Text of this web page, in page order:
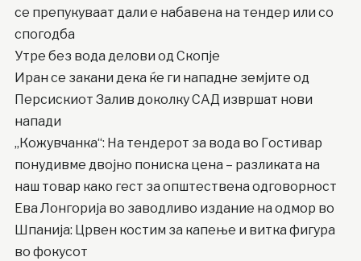
се препукуваат дали е набавена на тендер или со
спогодба
Утре без вода делови од Скопје
Иран се закани дека ќе ги нападне земјите од
Персискиот Залив доколку САД извршат нови
напади
„Кожувчанка“: На тендерот за вода во Гостивар
понудивме двојно пониска цена – разликата на
наш товар како гест за општествена одговорност
Ева Лонгорија во заводливо издание на одмор во
Шпанија: Црвен костим за капење и витка фигура
во фокусот